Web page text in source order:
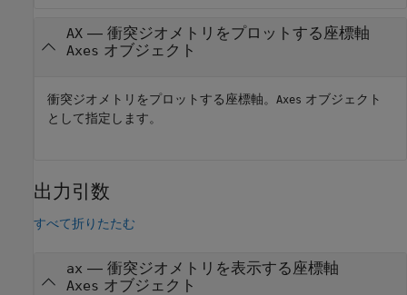
AX— 衝突ジオメトリをプロットする座標軸
Axes オブジェクト
衝突ジオメトリをプロットする座標軸。 Axes オブジェクト
として指定します。
出力引数
すべて折りたたむ
ax — 衝突ジオメトリを表示する座標軸
Axes オブジェクト